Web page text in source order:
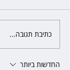
פרקליטת
לפרישה:
מהמדינה
כתיבת תגובה...
החדשות ביותר